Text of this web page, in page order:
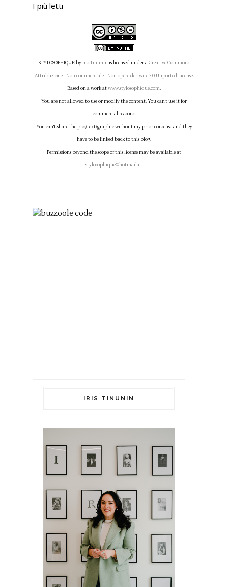
I più letti
STYLOSOPHIQUE byIris Tinuninis licensed under aCreative Commons
Attribuzione - Non commerciale - Non opere derivate 3.0 Unported License.
Based on a work atwww.stylosophique.com.
You are not allowed to use or modify the content. You can't use it for
commercial reasons.
You can't share the pics/text/graphic without my prior consense and they
have to be linked back to this blog.
Permissions beyond the scope of this license may be available at
stylosophique@hotmail.it.
IRIS TINUNIN